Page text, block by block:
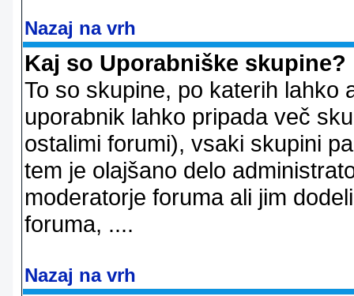
Nazaj na vrh
Kaj so Uporabniške skupine?
To so skupine, po katerih lahko
uporabnik lahko pripada več
ostalimi forumi), vsaki skupini
tem je olajšano delo
moderatorje foruma ali jim
foruma, ....
Nazaj na vrh